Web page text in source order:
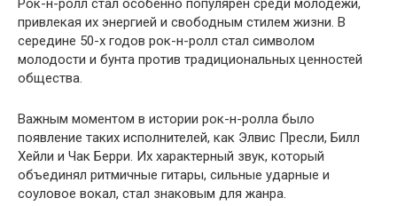
Рок-н-ролл стал особенно популярен среди молодежи,
привлекая их энергией и свободным стилем жизни. В
середине 50-х годов рок-н-ролл стал символом
молодости и бунта против традициональных ценностей
общества.
Важным моментом в истории рок-н-ролла было
появление таких исполнителей, как Элвис Пресли, Билл
Хейли и Чак Берри. Их характерный звук, который
объединял ритмичные гитары, сильные ударные и
соуловое вокал, стал знаковым для жанра.